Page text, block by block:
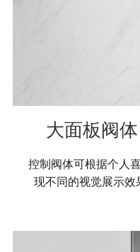
大面板阀
控制阀体可根据个人
现不同的视觉展示效